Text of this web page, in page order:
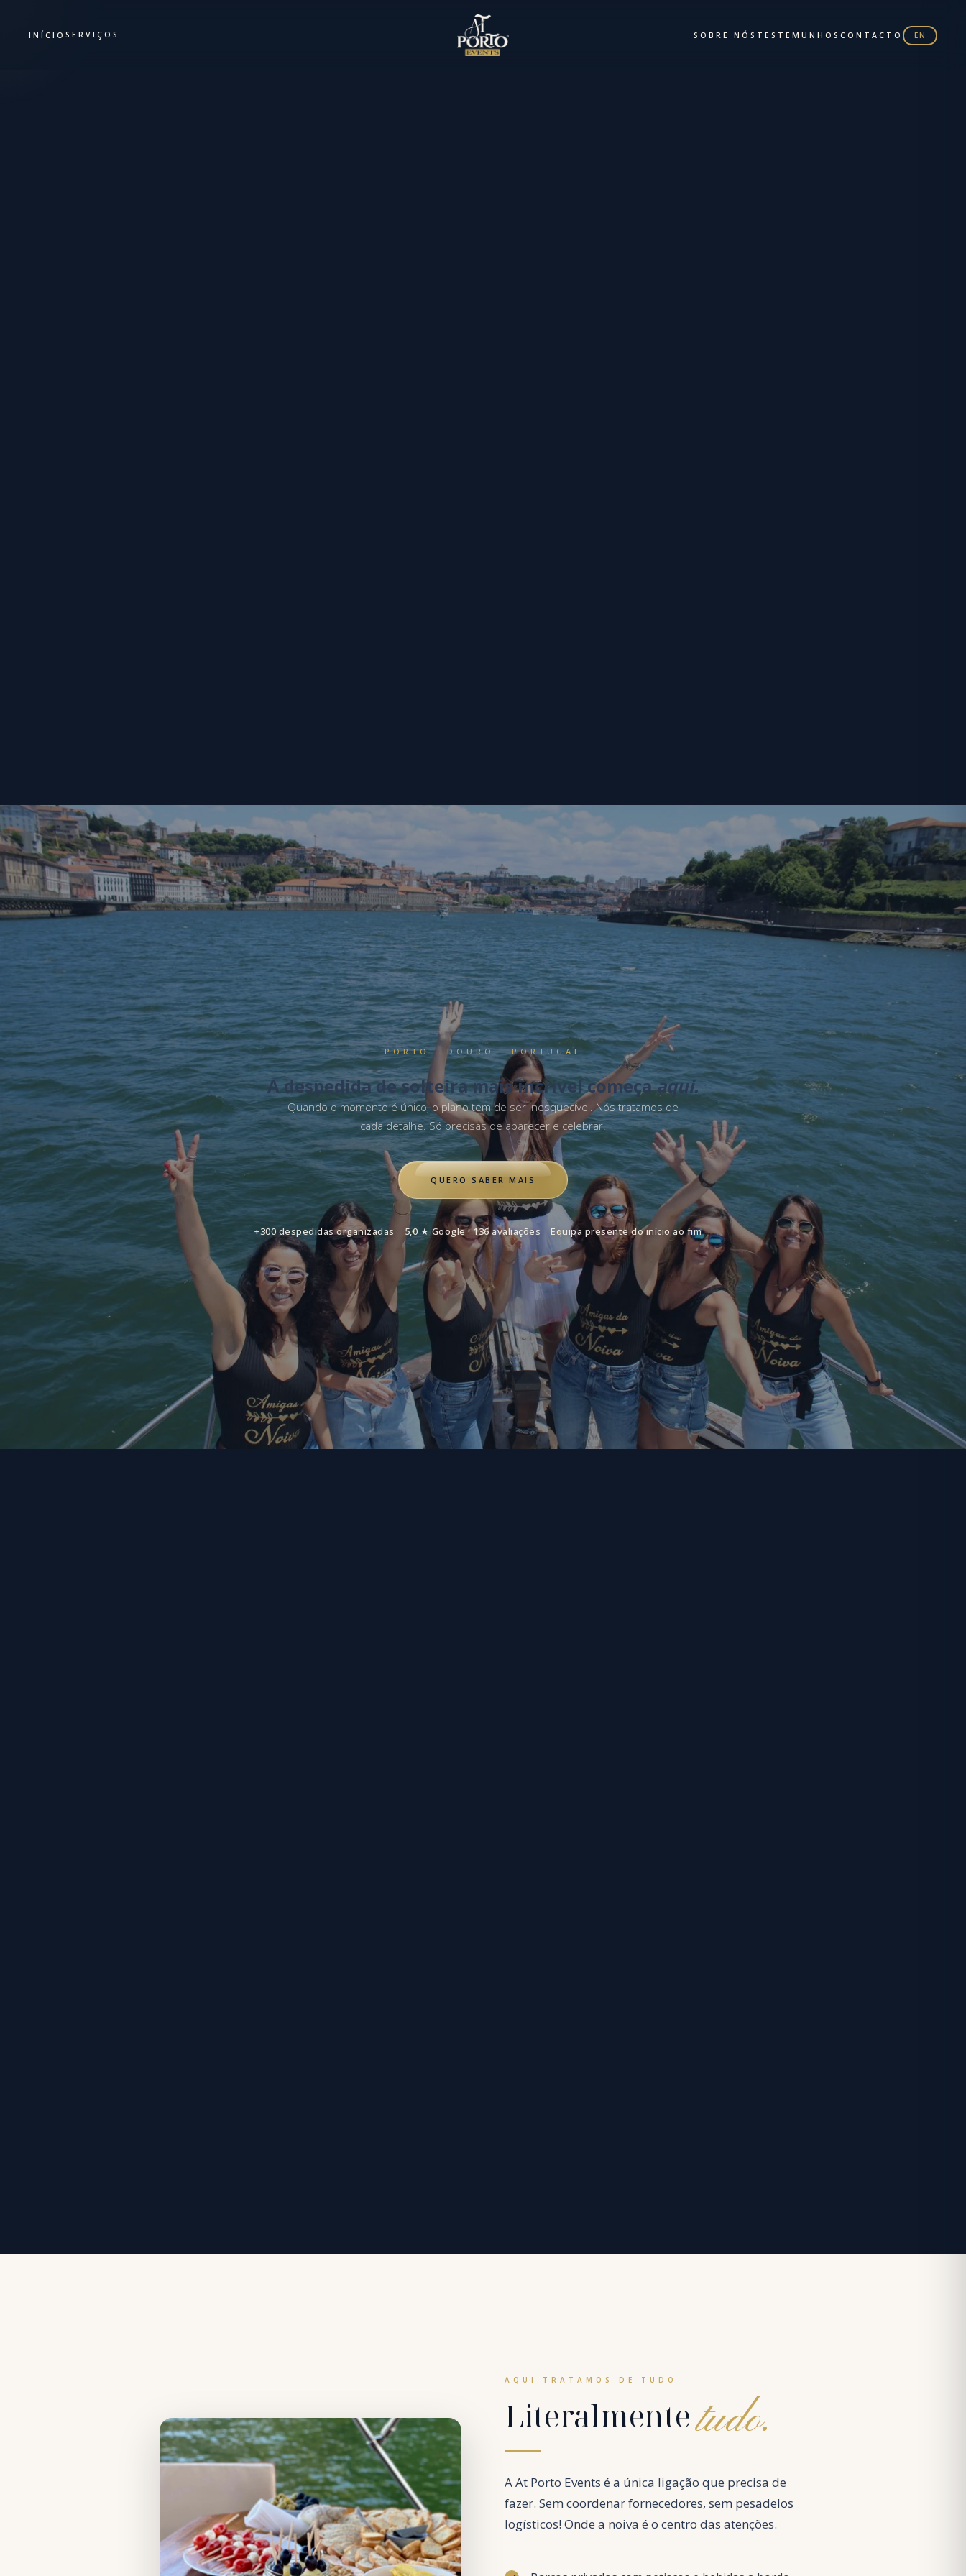
INÍCIO SERVIÇOS SOBRE NÓS TESTEMUNHOS CONTACTO EN
PORTO · DOURO · PORTUGAL
A despedida de solteira mais incrível começaaqui.
Quando o momento é único, o plano tem de ser inesquecível. Nós tratamos de
cada detalhe. Só precisas de aparecer e celebrar.
QUERO SABER MAIS
+300 despedidas organizadas 5,0 ★ Google · 136 avaliações Equipa presente do início ao fim
AQUI TRATAMOS DE TUDO
Literalmentetudo.
A At Porto Events é a única ligação que precisa de
fazer. Sem coordenar fornecedores, sem pesadelos
logísticos! Onde a noiva é o centro das atenções.